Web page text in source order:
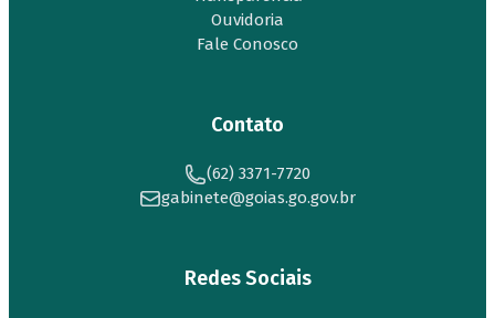
Ouvidoria
Fale Conosco
Contato
(62) 3371-7720
gabinete@goias.go.gov.br
Redes Sociais